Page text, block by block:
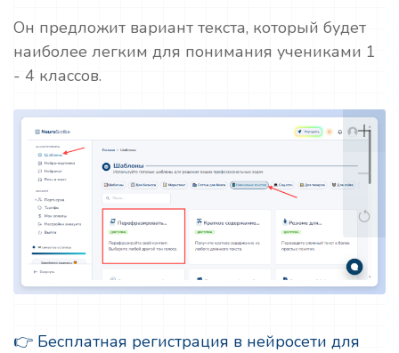
Он предложит вариант текста, который будет
наиболее легким для понимания учениками 1
- 4 классов.
👉 Бесплатная регистрация в нейросети для